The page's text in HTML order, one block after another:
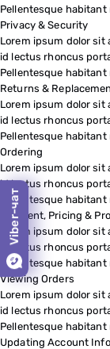
Pellentesque habitant
Privacy & Security
Lorem ipsum dolor sit
id lectus rhoncus
Pellentesque habitant
Returns &
Lorem ipsum dolor sit
id lectus rhoncus
Pellentesque habitant
Ordering
Lorem ipsum dolor sit
id lectus rhoncus
Pellentesque
Payment, Pricing &
Lorem ipsum dolor
id lectus rhoncus
Pellentesque
Viewing Orders
Lorem ipsum dolor sit
id lectus rhoncus
Pellentesque habitant
Updating Account
Viber-чат